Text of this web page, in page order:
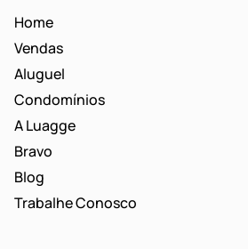
Home
Vendas
Aluguel
Condomínios
A Luagge
Bravo
Blog
Trabalhe Conosco